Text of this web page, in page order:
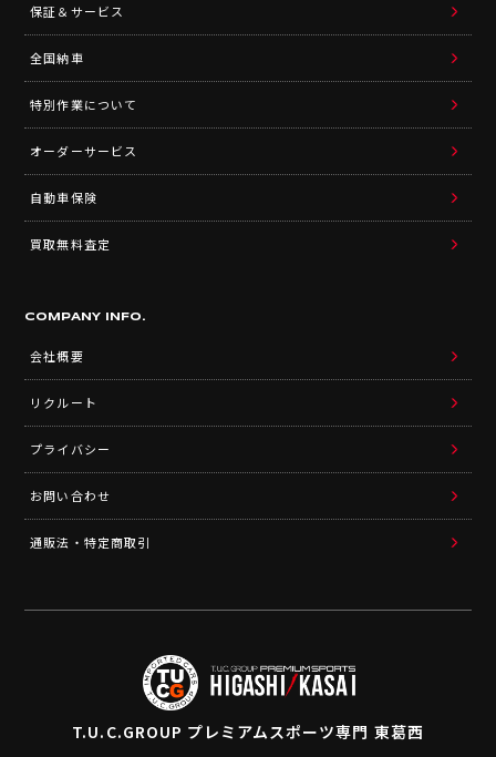
保証＆サービス
全国納車
特別作業について
オーダーサービス
自動車保険
買取無料査定
COMPANY INFO.
会社概要
リクルート
プライバシー
お問い合わせ
通販法・特定商取引
T.U.C.GROUP プレミアムスポーツ専門 東葛西